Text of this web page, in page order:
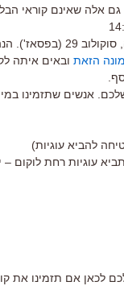
(בפסאז'). הנה
הזאת ובאים איתה
אנשים שתזמינו
להביא עוגיות)
עוגיות רחת לוקום –
לכאן אם תזמינו את